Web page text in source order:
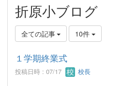
折原小ブログ
全ての記事 10件
１学期終業式
投稿日時 : 07/17 校長